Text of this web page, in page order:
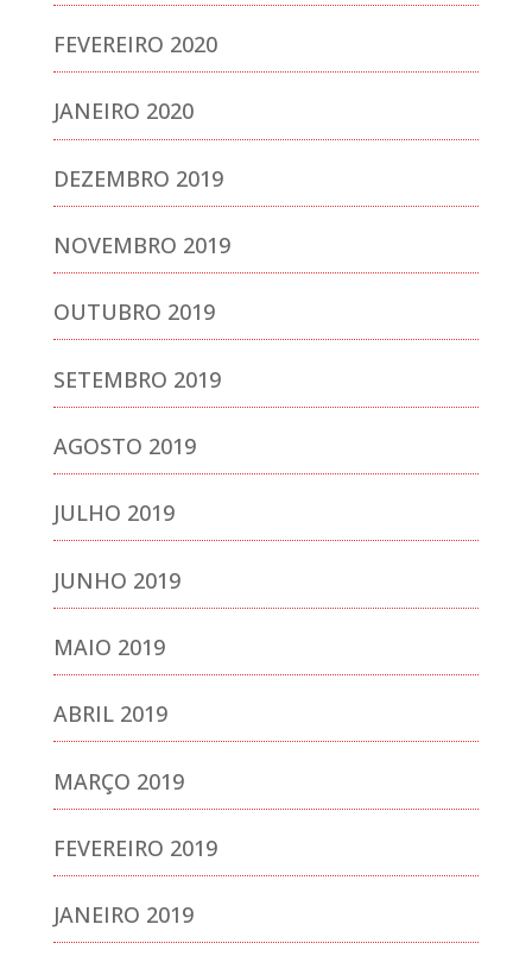
FEVEREIRO 2020
JANEIRO 2020
DEZEMBRO 2019
NOVEMBRO 2019
OUTUBRO 2019
SETEMBRO 2019
AGOSTO 2019
JULHO 2019
JUNHO 2019
MAIO 2019
ABRIL 2019
MARÇO 2019
FEVEREIRO 2019
JANEIRO 2019